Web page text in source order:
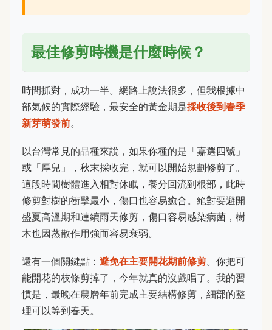
最佳修剪時機是什麼時候？
時間抓對，成功一半。網路上說法很多，但我根據中
部氣候的實際經驗，最安全的黃金期是採收後到春季
新芽萌發前。
以台灣常見的品種來說，如果你種的是「嘉選四號」
或「厚兒」，秋末採收完，就可以開始規劃修剪了。
這段時間樹體進入相對休眠，養分回流到根部，此時
修剪對樹的衝擊最小，傷口也容易癒合。絕對要避開
盛夏高溫期和連續雨天修剪，傷口容易感染病菌，樹
木也因蒸散作用強而容易衰弱。
還有一個關鍵點： 避免在主要開花期前修剪。你把可
能開花的枝條剪掉了，今年就真的沒戲唱了。我的習
慣是，最晚在農曆年前完成主要結構修剪，細部的整
理可以等到春天。